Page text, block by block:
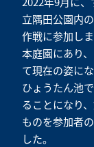
立隅田公園内
作戦に参加し
本庭園にあり
て現在の姿に
ひょうたん池
ることになり
ものを参加者
した。